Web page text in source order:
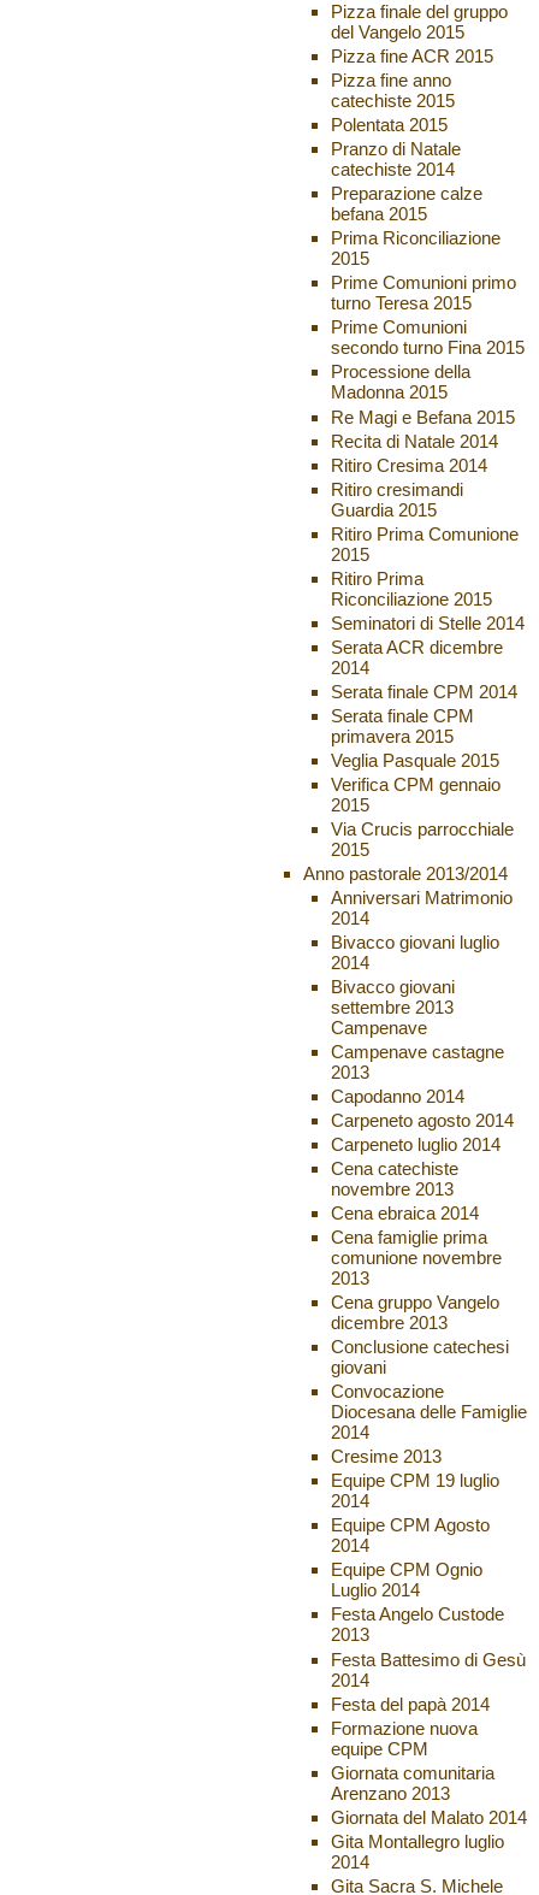
Pizza finale del gruppo
del Vangelo 2015
Pizza fine ACR 2015
Pizza fine anno
catechiste 2015
Polentata 2015
Pranzo di Natale
catechiste 2014
Preparazione calze
befana 2015
Prima Riconciliazione
2015
Prime Comunioni primo
turno Teresa 2015
Prime Comunioni
secondo turno Fina 2015
Processione della
Madonna 2015
Re Magi e Befana 2015
Recita di Natale 2014
Ritiro Cresima 2014
Ritiro cresimandi
Guardia 2015
Ritiro Prima Comunione
2015
Ritiro Prima
Riconciliazione 2015
Seminatori di Stelle 2014
Serata ACR dicembre
2014
Serata finale CPM 2014
Serata finale CPM
primavera 2015
Veglia Pasquale 2015
Verifica CPM gennaio
2015
Via Crucis parrocchiale
2015
Anno pastorale 2013/2014
Anniversari Matrimonio
2014
Bivacco giovani luglio
2014
Bivacco giovani
settembre 2013
Campenave
Campenave castagne
2013
Capodanno 2014
Carpeneto agosto 2014
Carpeneto luglio 2014
Cena catechiste
novembre 2013
Cena ebraica 2014
Cena famiglie prima
comunione novembre
2013
Cena gruppo Vangelo
dicembre 2013
Conclusione catechesi
giovani
Convocazione
Diocesana delle Famiglie
2014
Cresime 2013
Equipe CPM 19 luglio
2014
Equipe CPM Agosto
2014
Equipe CPM Ognio
Luglio 2014
Festa Angelo Custode
2013
Festa Battesimo di Gesù
2014
Festa del papà 2014
Formazione nuova
equipe CPM
Giornata comunitaria
Arenzano 2013
Giornata del Malato 2014
Gita Montallegro luglio
2014
Gita Sacra S. Michele